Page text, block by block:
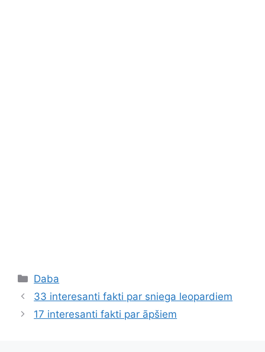
Kategorijas
Daba
33 interesanti fakti par sniega leopardiem
17 interesanti fakti par āpšiem